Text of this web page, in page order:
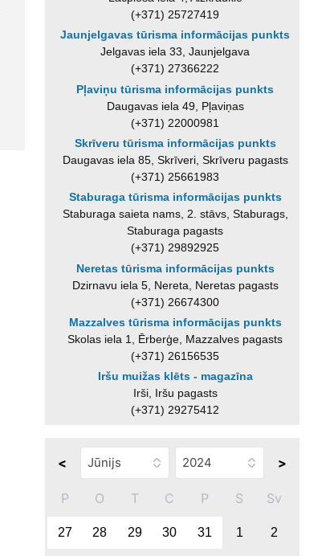
(+371) 25727419
Jaunjelgavas tūrisma informācijas punkts
Jelgavas iela 33, Jaunjelgava
(+371) 27366222
Pļaviņu tūrisma informācijas punkts
Daugavas iela 49, Pļaviņas
(+371) 22000981
Skrīveru tūrisma informācijas punkts
Daugavas iela 85, Skrīveri, Skrīveru pagasts
(+371) 25661983
Staburaga tūrisma informācijas punkts
Staburaga saieta nams, 2. stāvs, Staburags,
Staburaga pagasts
(+371) 29892925
Neretas tūrisma informācijas punkts
Dzirnavu iela 5, Nereta, Neretas pagasts
(+371) 26674300
Mazzalves tūrisma informācijas punkts
Skolas iela 1, Ērberģe, Mazzalves pagasts
(+371) 26156535
Iršu muižas klēts - magazīna
Irši, Iršu pagasts
(+371) 29275412
< >
P O T C P S Sv
27 28 29 30 31 1 2